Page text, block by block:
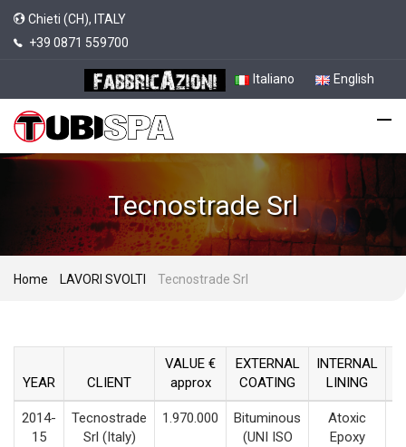
Chieti (CH), ITALY
+39 0871 559700
Italiano English
Tecnostrade Srl
Home LAVORI SVOLTI Tecnostrade Srl
YEAR CLIENT
VALUE €
approx
EXTERNAL
COATING
INTERNAL
LINING
2014-
15
Tecnostrade
Srl (Italy)
1.970.000
Bituminous
(UNI ISO
Atoxic
Epoxy